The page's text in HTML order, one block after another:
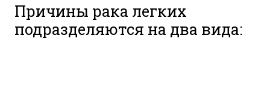
Причины рака легких
подразделяются на два вида: